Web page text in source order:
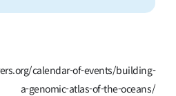
calendar-of-events/building-
a-genomic-atlas-of-the-oceans/